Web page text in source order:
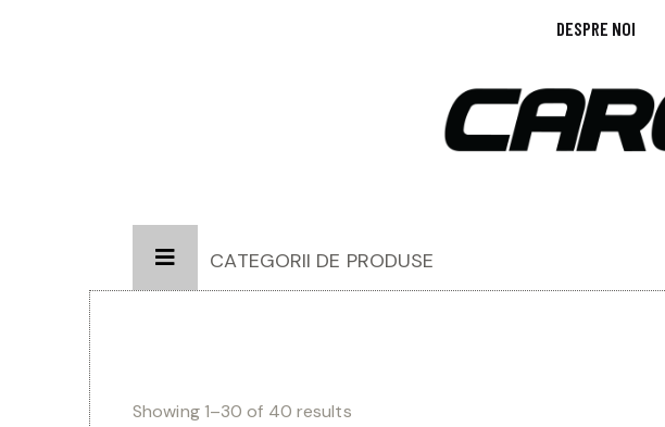
DESPRE NOI
CATEGORII DE PRODUSE
Showing 1–30 of 40 results